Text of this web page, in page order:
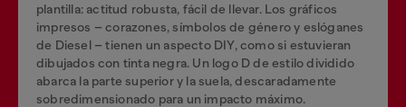
plantilla: actitud robusta, fácil de llevar. Los gráficos
impresos – corazones, símbolos de género y eslóganes
de Diesel – tienen un aspecto DIY, como si estuvieran
dibujados con tinta negra. Un logo D de estilo dividido
abarca la parte superior y la suela, descaradamente
sobredimensionado para un impacto máximo.